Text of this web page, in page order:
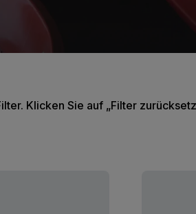
Klicken Sie auf „Filter